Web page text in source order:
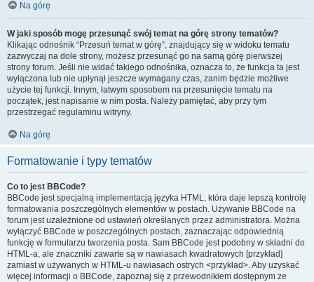
Na górę
W jaki sposób mogę przesunąć swój temat na górę strony tematów?
Klikając odnośnik “Przesuń temat w górę”, znajdujący się w widoku tematu
zazwyczaj na dole strony, możesz przesunąć go na samą górę pierwszej
strony forum. Jeśli nie widać takiego odnośnika, oznacza to, że funkcja ta jest
wyłączona lub nie upłynął jeszcze wymagany czas, zanim będzie możliwe
użycie tej funkcji. Innym, łatwym sposobem na przesunięcie tematu na
początek, jest napisanie w nim posta. Należy pamiętać, aby przy tym
przestrzegać regulaminu witryny.
Na górę
Formatowanie i typy tematów
Co to jest BBCode?
BBCode jest specjalną implementacją języka HTML, która daje lepszą kontrolę
formatowania poszczególnych elementów w postach. Używanie BBCode na
forum jest uzależnione od ustawień określanych przez administratora. Można
wyłączyć BBCode w poszczególnych postach, zaznaczając odpowiednią
funkcję w formularzu tworzenia posta. Sam BBCode jest podobny w składni do
HTML-a, ale znaczniki zawarte są w nawiasach kwadratowych [przykład]
zamiast w używanych w HTML-u nawiasach ostrych <przykład>. Aby uzyskać
więcej informacji o BBCode, zapoznaj się z przewodnikiem dostępnym ze